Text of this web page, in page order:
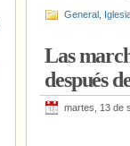
General
Las
después
martes, 13 de